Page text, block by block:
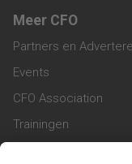
Meer CFO
Partners en
Events
CFO Association
Trainingen